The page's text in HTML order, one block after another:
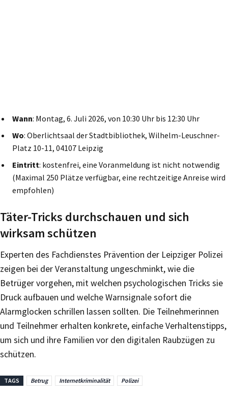
Wann: Montag, 6. Juli 2026, von 10:30 Uhr bis 12:30 Uhr
Wo: Oberlichtsaal der Stadtbibliothek, Wilhelm-Leuschner-
Platz 10-11, 04107 Leipzig
Eintritt: kostenfrei, eine Voranmeldung ist nicht notwendig
(Maximal 250 Plätze verfügbar, eine rechtzeitige Anreise wird
empfohlen)
Täter-Tricks durchschauen und sich
wirksam schützen
Experten des Fachdienstes Prävention der Leipziger Polizei
zeigen bei der Veranstaltung ungeschminkt, wie die
Betrüger vorgehen, mit welchen psychologischen Tricks sie
Druck aufbauen und welche Warnsignale sofort die
Alarmglocken schrillen lassen sollten. Die Teilnehmerinnen
und Teilnehmer erhalten konkrete, einfache Verhaltenstipps,
um sich und ihre Familien vor den digitalen Raubzügen zu
schützen.
TAGS Betrug Internetkriminalität Polizei